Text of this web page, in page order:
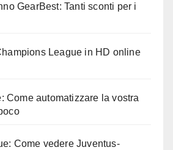
GearBest: Tanti sconti per i
League in HD online
Come automatizzare la vostra
Come vedere Juventus-